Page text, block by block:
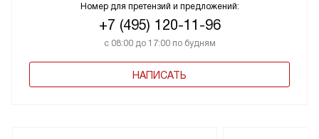
Номер для претензий и предложений:
+7 (495) 120-11-96
с 08:00 до 17:00 по будням
НАПИСАТЬ